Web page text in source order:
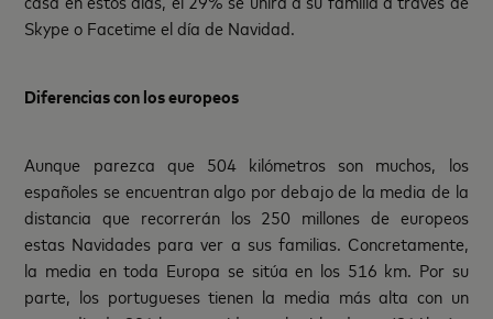
Skype o Facetime el día de Navidad.
Diferencias con los europeos
Aunque parezca que 504 kilómetros son muchos, los
españoles se encuentran algo por debajo de la media de la
distancia que recorrerán los 250 millones de europeos
estas Navidades para ver a sus familias. Concretamente,
la media en toda Europa se sitúa en los 516 km. Por su
parte, los portugueses tienen la media más alta con un